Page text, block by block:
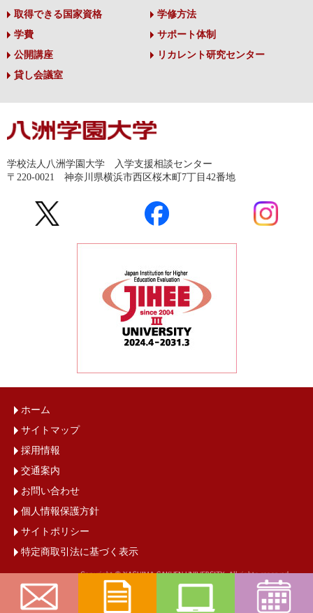
取得できる国家資格
学修方法
学費
サポート体制
公開講座
リカレント研究センター
貸し会議室
学校法人八洲学園大学 入学支援相談センター
〒220-0021 神奈川県横浜市西区桜木町7丁目42番地
ホーム
サイトマップ
採用情報
交通案内
お問い合わせ
個人情報保護方針
サイトポリシー
特定商取引法に基づく表示